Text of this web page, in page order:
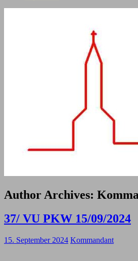
Author Archives:
37/ VU PKW 15/09/2024
15. September 2024 Kommandant